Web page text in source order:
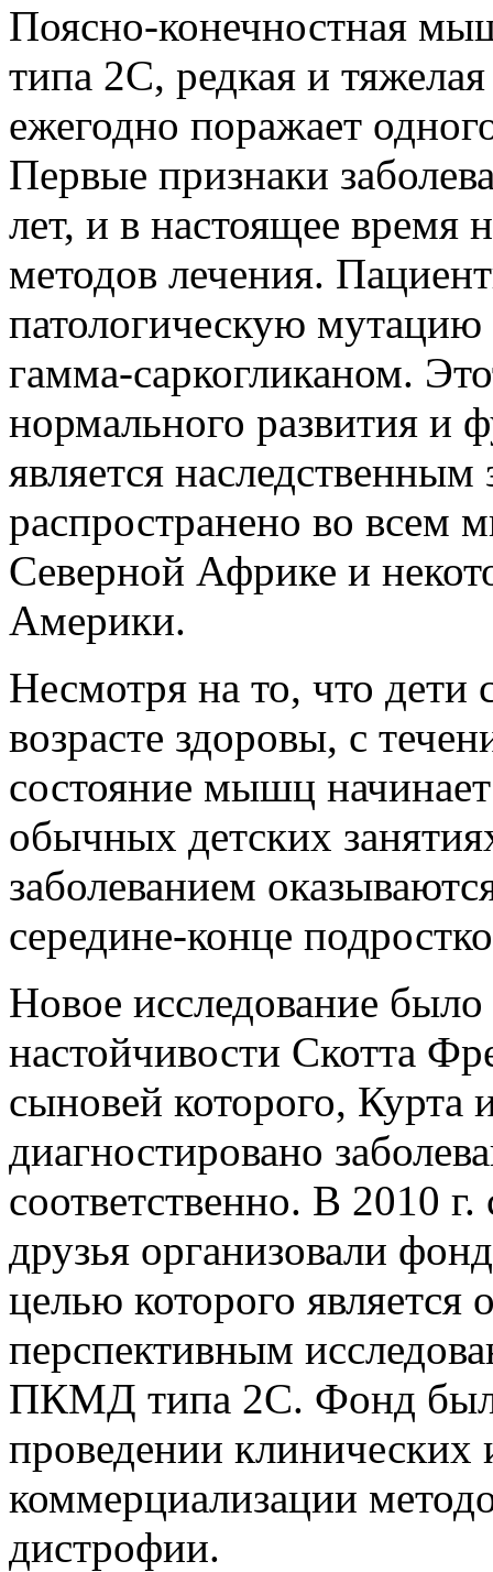
Поясно-конечностная
типа 2С, редкая и
ежегодно поражает
Первые признаки
лет, и в настоящее время
методов лечения.
патологическую
гамма-саркогликаном.
нормального развития
является наследственным
распространено во всем
Северной Африке и
Америки.
Несмотря на то, что
возрасте здоровы, с
состояние мышц
обычных детских
заболеванием
середине-конце
Новое исследование
настойчивости Скотта
сыновей которого, Курта
диагностировано
соответственно. В 2010
друзья организовали
целью которого
перспективным
ПКМД типа 2С. Фонд был
проведении
коммерциализации
дистрофии.